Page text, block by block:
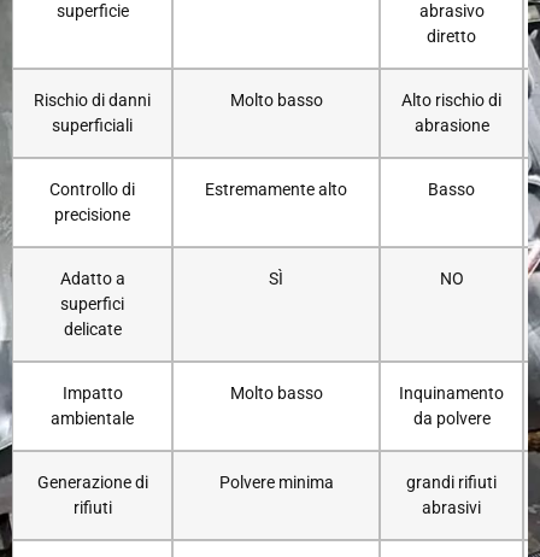
superficie
abrasivo
diretto
Rischio di danni
superficiali
Molto basso
Alto rischio di
abrasione
Controllo di
precisione
Estremamente alto Basso
Adatto a
superfici
delicate
SÌ NO
Impatto
ambientale
Molto basso
Inquinamento
da polvere
Generazione di
rifiuti
Polvere minima
grandi rifiuti
abrasivi